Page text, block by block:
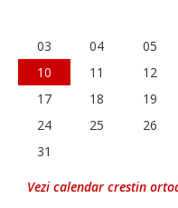
03
04 05
10
11 12
17
18 19
24
25 26
31
Vezi calendar crestin